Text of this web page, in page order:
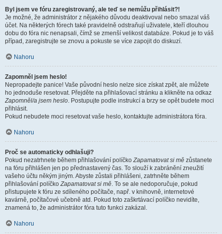
Byl jsem ve fóru zaregistrovaný, ale teď se nemůžu přihlásit?!
Je možné, že administrátor z nějakého důvodu deaktivoval nebo smazal váš
účet. Na některých fórech také pravidelně odstraňují uživatele, kteří dlouhou
dobu do fóra nic nenapsali, čímž se zmenší velikost databáze. Pokud je to váš
případ, zaregistrujte se znovu a pokuste se více zapojit do diskuzí.
Nahoru
Zapomněl jsem heslo!
Nepropadejte panice! Vaše původní heslo nelze sice získat zpět, ale můžete
ho jednoduše resetovat. Přejděte na přihlašovací stránku a klikněte na odkaz
Zapomněl/a jsem heslo. Postupujte podle instrukcí a brzy se opět budete moci
přihlásit.
Pokud nebudete moci resetovat vaše heslo, kontaktujte administrátora fóra.
Nahoru
Proč se automaticky odhlašuji?
Pokud nezatrhnete během přihlašování políčkoZapamatovat si mě zůstanete
na fóru přihlášen jen po přednastavený čas. To slouží k zabránění zneužití
vašeho účtu někým jiným. Abyste zůstali přihlášeni, zatrhněte během
přihlašování políčkoZapamatovat si mě. To se ale nedoporučuje, pokud
přistupujete k fóru ze sdíleného počítače, např. v knihovně, internetové
kavárně, počítačové učebně atd. Pokud toto zaškrtávací políčko nevidíte,
znamená to, že administrátor fóra tuto funkci zakázal.
Nahoru